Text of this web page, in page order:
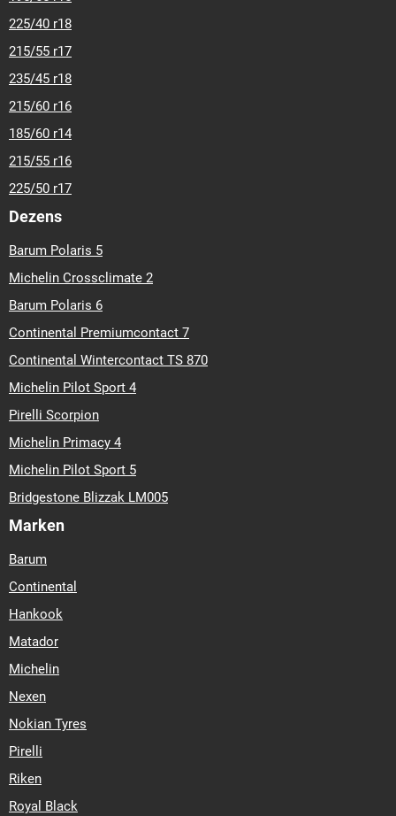
225/40 r18
215/55 r17
235/45 r18
215/60 r16
185/60 r14
215/55 r16
225/50 r17
Dezens
Barum Polaris 5
Michelin Crossclimate 2
Barum Polaris 6
Continental Premiumcontact 7
Continental Wintercontact TS 870
Michelin Pilot Sport 4
Pirelli Scorpion
Michelin Primacy 4
Michelin Pilot Sport 5
Bridgestone Blizzak LM005
Marken
Barum
Continental
Hankook
Matador
Michelin
Nexen
Nokian Tyres
Pirelli
Riken
Royal Black